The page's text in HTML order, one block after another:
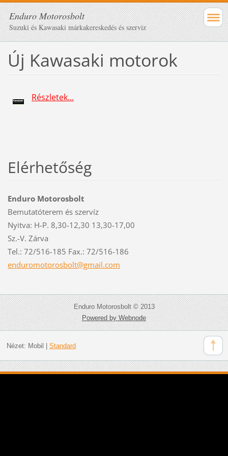
Enduro Motorosbolt
Suzuki és Kawasaki márkakereskedés és szerviz
Új Kawasaki motorok
Részletek...
Elérhetőség
Enduro Motorosbolt
Bemutatóterem és szervíz
Nyitva: H-P. 8,30-12,30 13,30-17,00
Sz.-V. Zárva
Tel.: 72/516-185 Fax.: 72/516-186
enduromotorosbolt@gmail.com
Enduro Motorosbolt © 2013
Powered by Webnode
Nézet: Mobil Standard